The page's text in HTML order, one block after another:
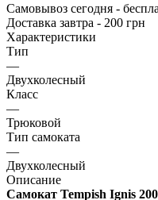
Самовывоз сегодня -
Доставка завтра - 200 грн
Характеристики
Тип
—
Двухколесный
Класс
—
Трюковой
Тип самоката
—
Двухколесный
Описание
Самокат Tempish Ignis